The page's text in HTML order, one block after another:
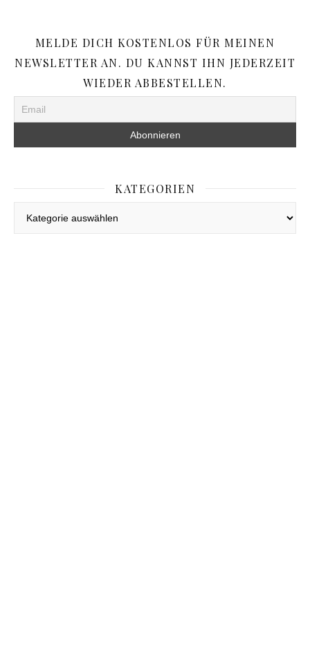
MELDE DICH KOSTENLOS FÜR MEINEN
NEWSLETTER AN. DU KANNST IHN JEDERZEIT
WIEDER ABBESTELLEN.
KATEGORIEN